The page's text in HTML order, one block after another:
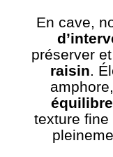
En cave,
préserver
raisin.
équilibre
texture